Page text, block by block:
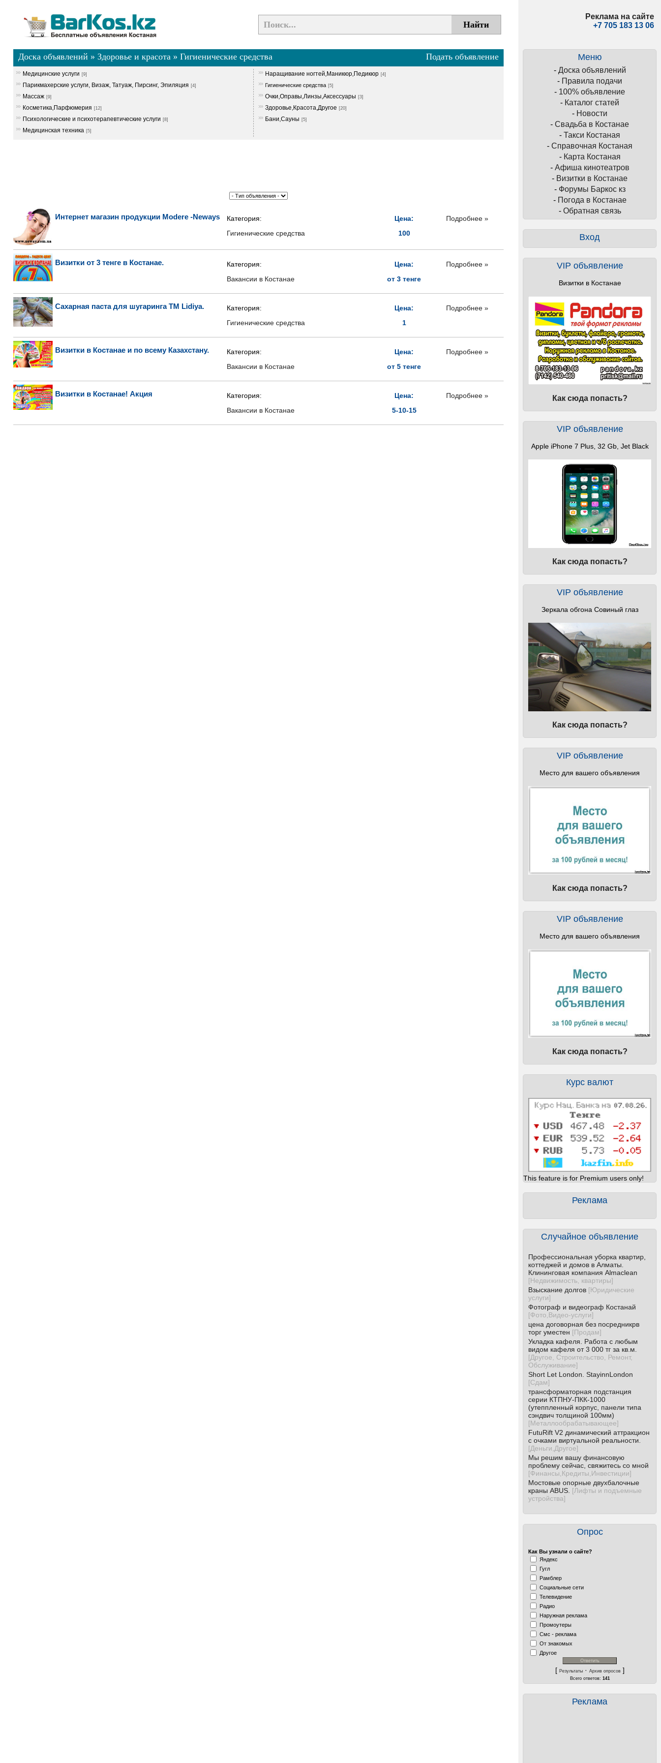
Реклама на сайте
+7 705 183 13 06
Меню
- Доска объявлений
- Правила подачи
- 100% объявление
- Каталог статей
- Новости
- Свадьба в Костанае
- Такси Костаная
- Справочная Костаная
- Карта Костаная
- Афиша кинотеатров
- Визитки в Костанае
- Форумы Баркос кз
- Погода в Костанае
- Обратная связь
Вход
VIP объявление
Визитки в Костанае
Как сюда попасть?
VIP объявление
Apple iPhone 7 Plus, 32 Gb, Jet Black
Как сюда попасть?
VIP объявление
Зеркала обгона Совиный глаз
Как сюда попасть?
VIP объявление
Место для вашего объявления
Как сюда попасть?
VIP объявление
Место для вашего объявления
Как сюда попасть?
Курс валют
This feature is for Premium users only!
Реклама
Случайное объявление
Профессиональная уборка квартир,
коттеджей и домов в Алматы.
Клининговая компания Almaclean
[Недвижимость, квартиры]
Взыскание долгов [Юридические
услуги]
Фотограф и видеограф Костанай
[Фото,Видео-услуги]
цена договорная без посредникрв
торг уместен [Продам]
Укладка кафеля. Работа с любым
видом кафеля от 3 000 тг за кв.м.
[Другое, Строительство, Ремонт,
Обслуживание]
Short Let London. StayinnLondon
[Сдам]
трансформаторная подстанция
серии КТПНУ-ПКК-1000
(утеппленный корпус, панели типа
сэндвич толщиной 100мм)
[Металлообрабатывающее]
FutuRift V2 динамический аттракцион
с очками виртуальной реальности.
[Деньги,Другое]
Мы решим вашу финансовую
проблему сейчас, свяжитесь со мной
[Финансы,Кредиты,Инвестиции]
Мостовые опорные двухбалочные
краны ABUS. [Лифты и подъемные
устройства]
Опрос
Как Вы узнали о сайте?
Яндекс
Гугл
Рамблер
Социальные сети
Телевидение
Радио
Наружная реклама
Промоутеры
Смс - реклама
От знакомых
Другое
[ Результаты· Архив опросов]
Всего ответов: 141
Реклама
Подать объявление
Доска объявлений » Здоровье и красота» Гигиенические средства
Медицинские услуги [9] Наращивание ногтей,Маникюр,Педикюр [4]
Парикмахерские услуги, Визаж, Татуаж, Пирсинг, Эпиляция [4] Гигиенические средства [5]
Массаж [9] Очки,Оправы,Линзы,Аксессуары [3]
Косметика,Парфюмерия [12] Здоровье,Красота,Другое [20]
Психологические и психотерапевтические услуги [8] Бани,Сауны [5]
Медицинская техника [5]
Интернет магазин продукции Modere -Neways
Категория:
Гигиенические средства
Цена:
100
Подробнее »
Визитки от 3 тенге в Костанае.
Категория:
Вакансии в Костанае
Цена:
от 3 тенге
Подробнее »
Сахарная паста для шугаринга ТМ Lidiya.
Категория:
Гигиенические средства
Цена:
1
Подробнее »
Визитки в Костанае и по всему Казахстану.
Категория:
Вакансии в Костанае
Цена:
от 5 тенге
Подробнее »
Визитки в Костанае! Акция
Категория:
Вакансии в Костанае
Цена:
5-10-15
Подробнее »